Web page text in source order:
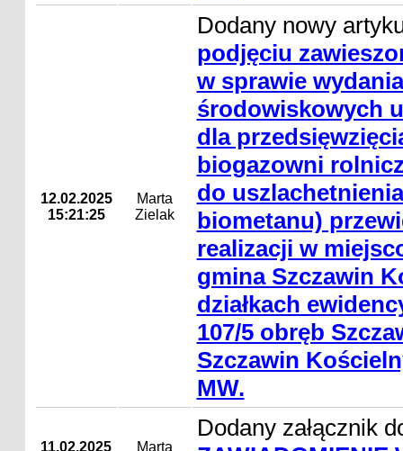
12.02.2025
15:21:25
Marta
Zielak
Dodany nowy
podjęciu
w sprawie
środowiskowych
dla
biogazowni
do
biometanu)
realizacji w
gmina Szczawin
działkach
107/5 obręb
Szczawin
MW.
11.02.2025
Marta
Dodany załącznik